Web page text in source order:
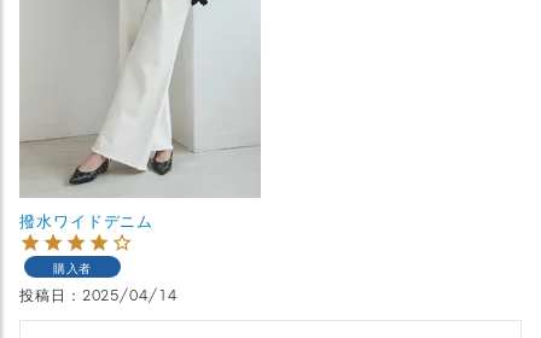
撥水ワイドデニム
購入者
投稿日 2025/04/14